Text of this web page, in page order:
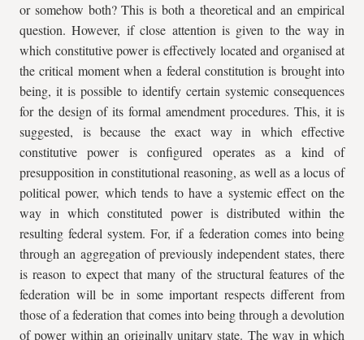
or somehow both? This is both a theoretical and an empirical
question. However, if close attention is given to the way in
which constitutive power is effectively located and organised at
the critical moment when a federal constitution is brought into
being, it is possible to identify certain systemic consequences
for the design of its formal amendment procedures. This, it is
suggested, is because the exact way in which effective
constitutive power is configured operates as a kind of
presupposition in constitutional reasoning, as well as a locus of
political power, which tends to have a systemic effect on the
way in which constituted power is distributed within the
resulting federal system. For, if a federation comes into being
through an aggregation of previously independent states, there
is reason to expect that many of the structural features of the
federation will be in some important respects different from
those of a federation that comes into being through a devolution
of power within an originally unitary state. The way in which